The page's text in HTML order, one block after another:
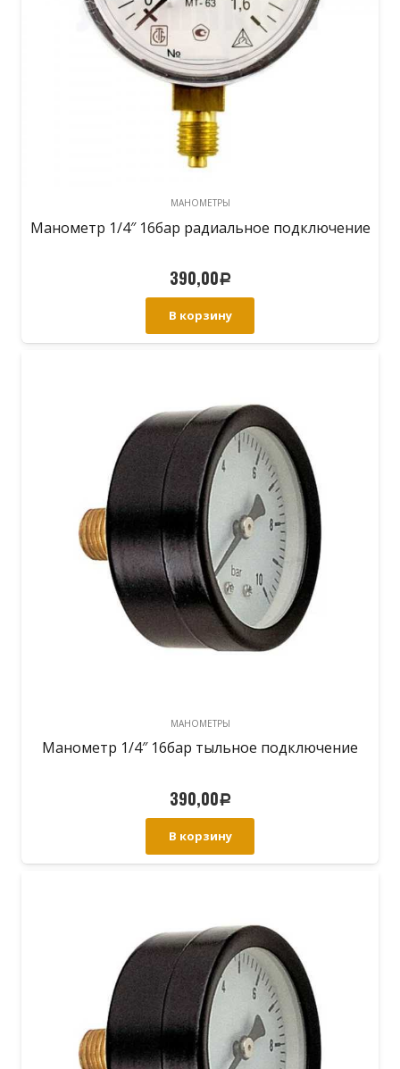
МАНОМЕТРЫ
Манометр 1/4″ 16бар радиальное подключение
390,00Р
В корзину
МАНОМЕТРЫ
Манометр 1/4″ 16бар тыльное подключение
390,00Р
В корзину